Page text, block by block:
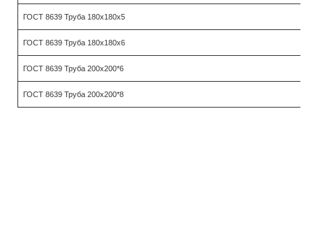
ГОСТ 8639 Труба 180х180х5
ГОСТ 8639 Труба 180х180х6
ГОСТ 8639 Труба 200х200*6
ГОСТ 8639 Труба 200х200*8